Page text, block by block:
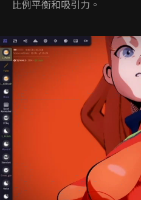
比例平衡和吸引力。